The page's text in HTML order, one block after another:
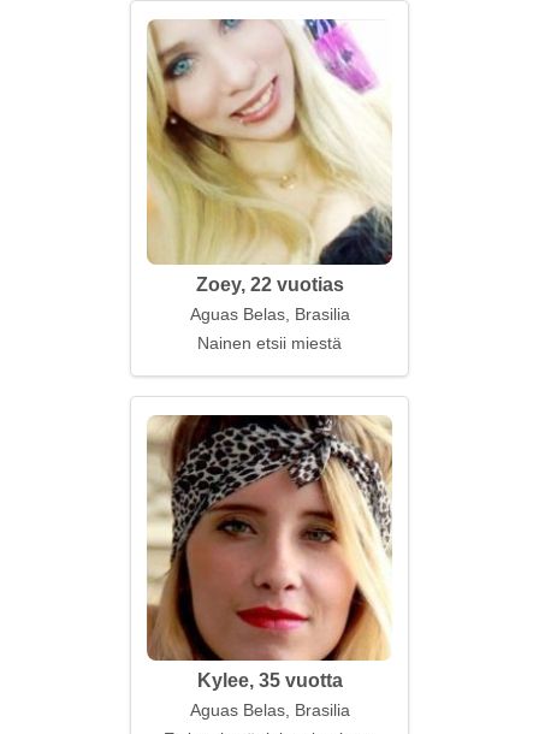
Zoey, 22 vuotias
Aguas Belas, Brasilia
Nainen etsii miestä
Kylee, 35 vuotta
Aguas Belas, Brasilia